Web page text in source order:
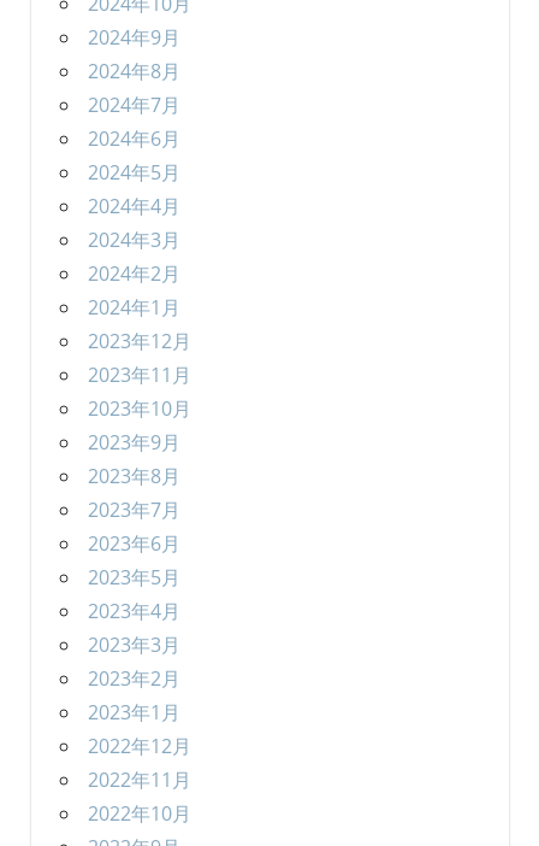
2024年9月
2024年8月
2024年7月
2024年6月
2024年5月
2024年4月
2024年3月
2024年2月
2024年1月
2023年12月
2023年11月
2023年10月
2023年9月
2023年8月
2023年7月
2023年6月
2023年5月
2023年4月
2023年3月
2023年2月
2023年1月
2022年12月
2022年11月
2022年10月